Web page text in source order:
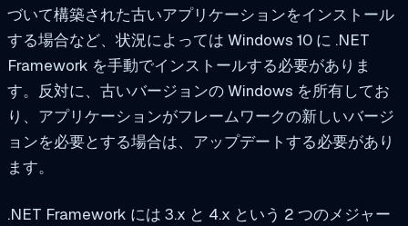
づいて構築された古いアプリケーションをインストール
する場合など、状況によっては Windows 10 に .NET
Framework を手動でインストールする必要がありま
す。反対に、古いバージョンの Windows を所有してお
り、アプリケーションがフレームワークの新しいバージ
ョンを必要とする場合は、アップデートする必要があり
ます。
.NET Framework には 3.x と 4.x という 2 つのメジャー